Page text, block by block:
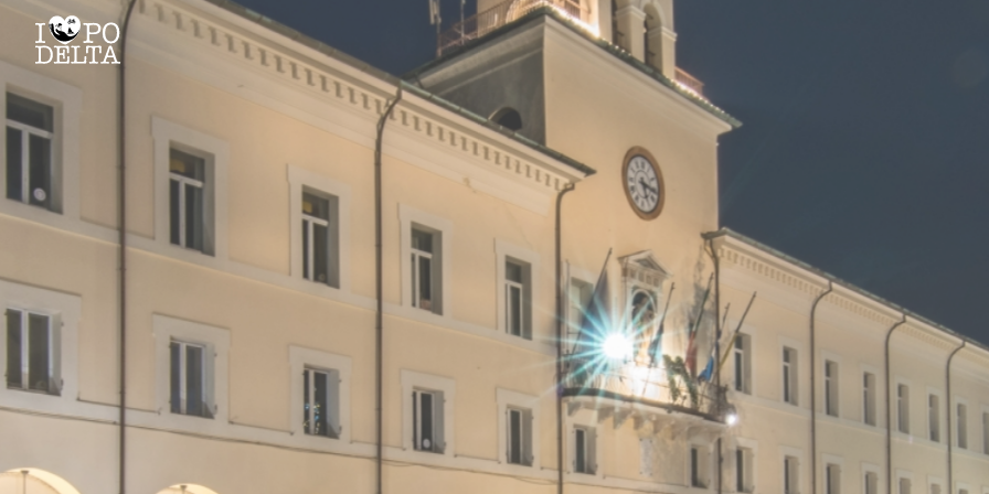
Delta del Po
Delta del Po